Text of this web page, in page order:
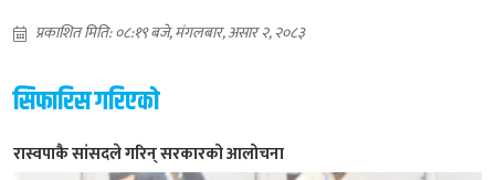
प्रकाशित मिति: ०८:१९ बजे, मंगलबार, असार २, २०८३
सिफारिस गरिएको
रास्वपाकै सांसदले गरिन् सरकारको आलोचना